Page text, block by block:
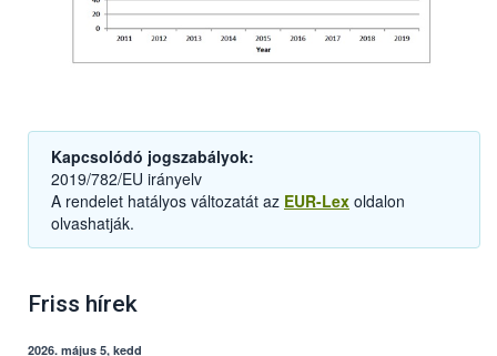
Kapcsolódó jogszabályok:
2019/782/EU irányelv
A rendelet hatályos változatát az EUR-Lex oldalon
olvashatják.
Friss hírek
2026. május 5, kedd